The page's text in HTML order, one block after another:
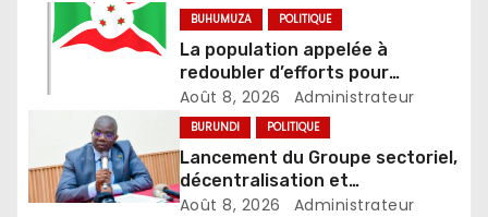
locales
BUHUMUZA POLITIQUE
La population appelée à
redoubler d’efforts pour
concrétiser la vision nationale
Août 8, 2026 Administrateur
BURUNDI POLITIQUE
Lancement du Groupe sectoriel,
décentralisation et
développement local
Août 8, 2026 Administrateur